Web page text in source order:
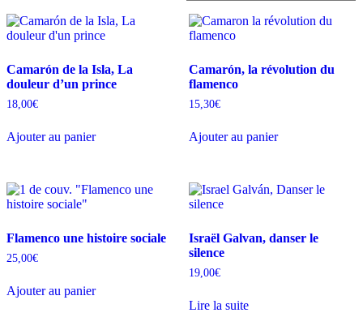
Camarón de la Isla, La
douleur d’un prince
18,00€
Ajouter au panier
Camarón, la révolution du
flamenco
15,30€
Ajouter au panier
Flamenco une histoire sociale
25,00€
Ajouter au panier
Israël Galvan, danser le
silence
19,00€
Lire la suite